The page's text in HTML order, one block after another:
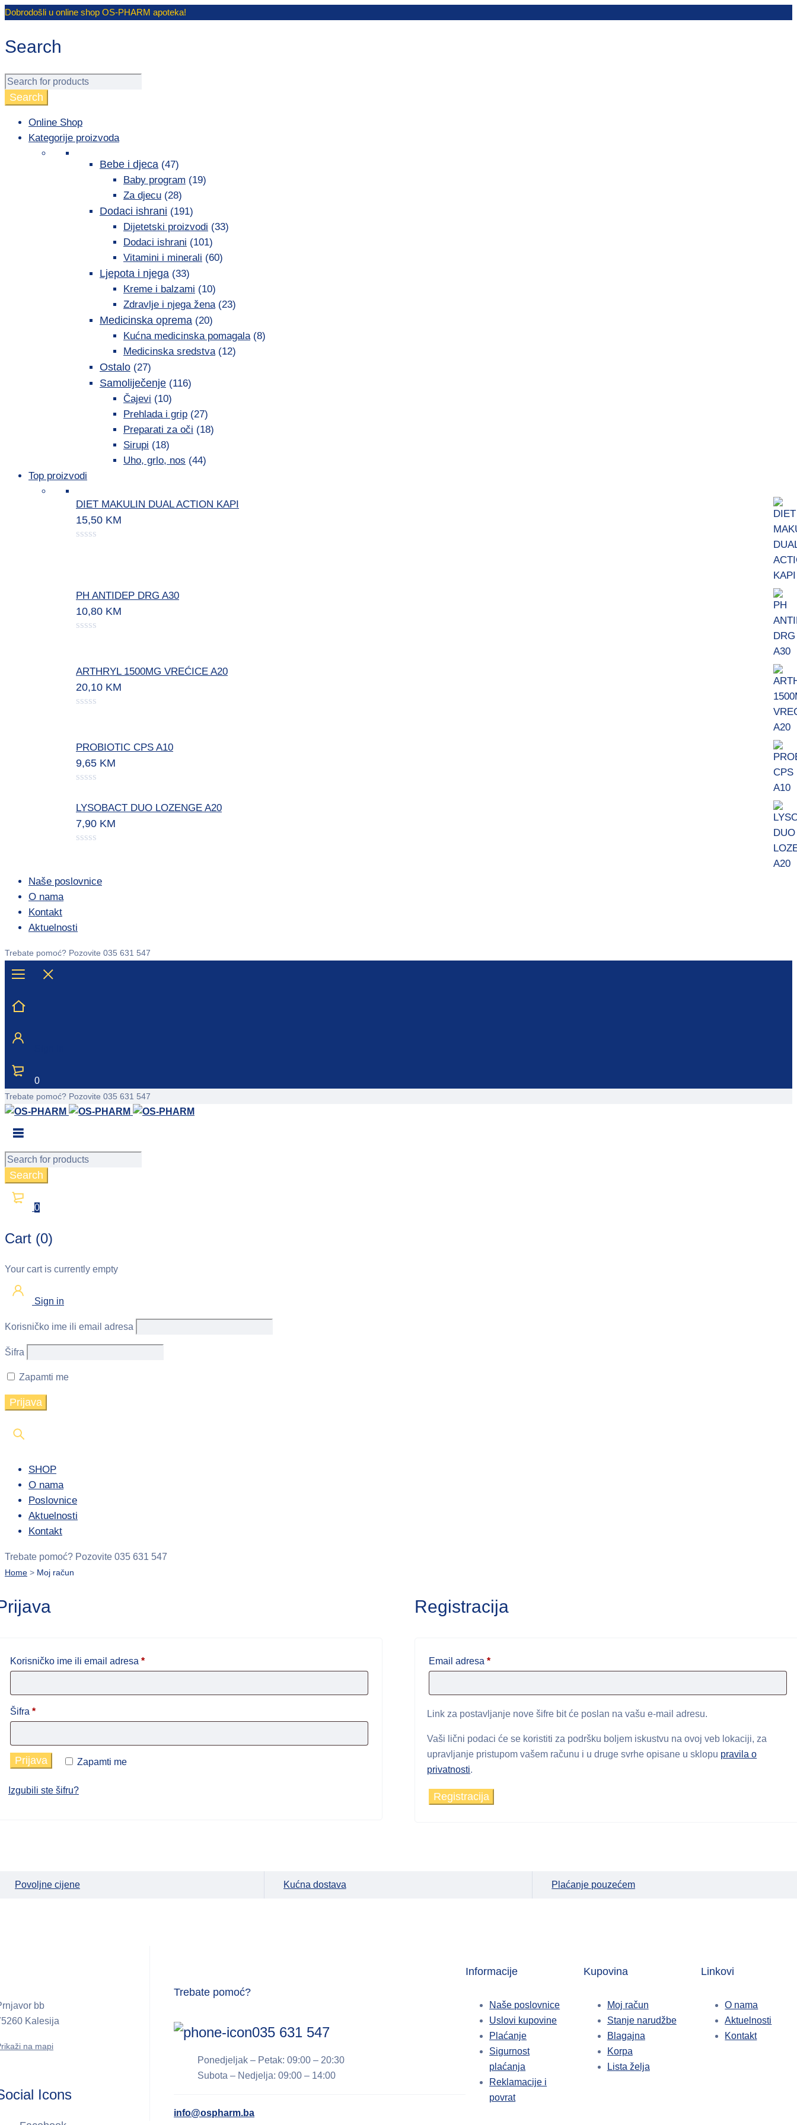
Dobrodošli u online shop OS-PHARM apoteka!
Search
Online Shop
Kategorije proizvoda
Bebe i djeca (47)
Baby program (19)
Za djecu (28)
Dodaci ishrani (191)
Dijetetski proizvodi (33)
Dodaci ishrani (101)
Vitamini i minerali (60)
Ljepota i njega (33)
Kreme i balzami (10)
Zdravlje i njega žena (23)
Medicinska oprema (20)
Kućna medicinska pomagala (8)
Medicinska sredstva (12)
Ostalo (27)
Samoliječenje (116)
Čajevi (10)
Prehlada i grip (27)
Preparati za oči (18)
Sirupi (18)
Uho, grlo, nos (44)
Top proizvodi
DIET MAKULIN DUAL ACTION KAPI
15,50 KM
PH ANTIDEP DRG A30
10,80 KM
ARTHRYL 1500MG VREĆICE A20
20,10 KM
PROBIOTIC CPS A10
9,65 KM
LYSOBACT DUO LOZENGE A20
7,90 KM
Naše poslovnice
O nama
Kontakt
Aktuelnosti
Trebate pomoć? Pozovite 035 631 547
0
Trebate pomoć? Pozovite 035 631 547
0
Cart (0)
Your cart is currently empty
Sign in
Korisničko ime ili email adresa
Šifra
Zapamti me
SHOP
O nama
Poslovnice
Aktuelnosti
Kontakt
Trebate pomoć? Pozovite 035 631 547
Home > Moj račun
Korisničko ime ili email adresa *Obavezno
Šifra *Obavezno
Zapamti me
Prijava
Izgubili ste šifru?
Registracija
Email adresa*Obavezno
Link za postavljanje nove šifre bit će poslan na vašu e-mail adresu.
Vaši lični podaci će se koristiti za podršku boljem iskustvu na ovoj veb lokaciji, za
upravljanje pristupom vašem računu i u druge svrhe opisane u sklopu pravila o
privatnosti.
Registracija
Povoljne cijene Kućna dostava Plaćanje pouzećem
bb
Kalesija
na mapi
Icons
Trebate pomoć?
035 631 547
Ponedjeljak – Petak: 09:00 – 20:30
Subota – Nedjelja: 09:00 – 14:00
info@ospharm.ba
Informacije
Naše poslovnice
Uslovi kupovine
Plaćanje
Sigurnost
plaćanja
Reklamacije i
povrat
Kupovina
Moj račun
Stanje narudžbe
Blagajna
Korpa
Lista želja
Linkovi
O nama
Aktuelnosti
Kontakt